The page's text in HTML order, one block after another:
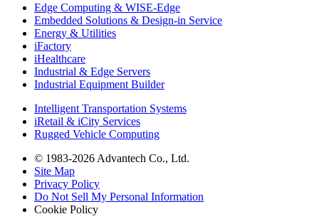
Edge Computing & WISE-Edge
Embedded Solutions & Design-in Service
Energy & Utilities
iFactory
iHealthcare
Industrial & Edge Servers
Industrial Equipment Builder
Intelligent Transportation Systems
iRetail & iCity Services
Rugged Vehicle Computing
© 1983-2026 Advantech Co., Ltd.
Site Map
Privacy Policy
Do Not Sell My Personal Information
Cookie Policy